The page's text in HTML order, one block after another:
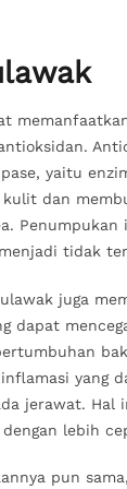
yaitu
kulit dan
tidak
juga
dapat
yang
jerawat. Hal
lebih
pun